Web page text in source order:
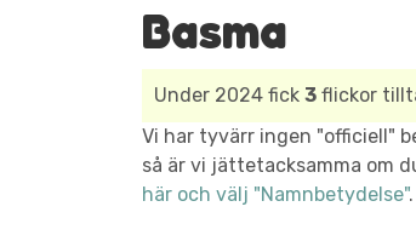
Basma
Under 2024 fick 3 flickor
Vi har tyvärr ingen "officiell"
så är vi jättetacksamma om
här och välj "Namnbetydelse".